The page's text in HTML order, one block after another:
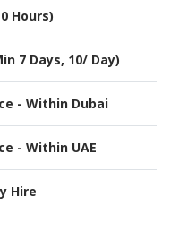
Hours)
7 Days, 10/ Day)
- Within Dubai
- Within UAE
Hire